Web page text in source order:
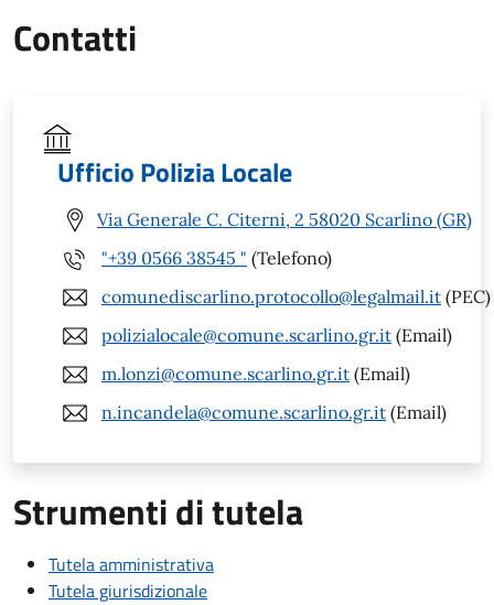
Contatti
Ufficio Polizia Locale
Via Generale C. Citerni, 2 58020 Scarlino (GR)
"+39 0566 38545 " (Telefono)
comunediscarlino.protocollo@legalmail.it (PEC)
polizialocale@comune.scarlino.gr.it (Email)
m.lonzi@comune.scarlino.gr.it (Email)
n.incandela@comune.scarlino.gr.it (Email)
Strumenti di tutela
Tutela amministrativa
Tutela giurisdizionale